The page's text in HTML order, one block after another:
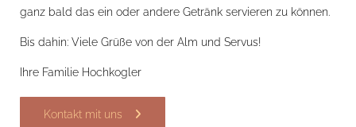
ganz bald das ein oder andere Getränk servieren zu können.
Bis dahin: Viele Grüße von der Alm und Servus!
Ihre Familie Hochkogler
Kontakt mit uns